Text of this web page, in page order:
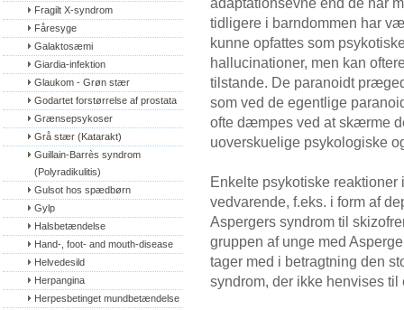
Fragilt X-syndrom
Fåresyge
Galaktosæmi
Giardia-infektion
Glaukom - Grøn stær
Godartet forstørrelse af prostata
Grænsepsykoser
Grå stær (Katarakt)
Guillain-Barrès syndrom
(Polyradikulitis)
Gulsot hos spædbørn
Gylp
Halsbetændelse
Hand-, foot- and mouth-disease
Helvedesild
Herpangina
Herpesbetinget mundbetændelse
tidligere i barndommen har
kunne opfattes som
hallucinationer, men kan
tilstande. De paranoidt
som ved de egentlige
ofte dæmpes ved at skærme
uoverskuelige psykologiske
Enkelte psykotiske
vedvarende, f.eks. i form af
Aspergers syndrom til
gruppen af unge med
tager med i betragtning den
syndrom, der ikke henvises